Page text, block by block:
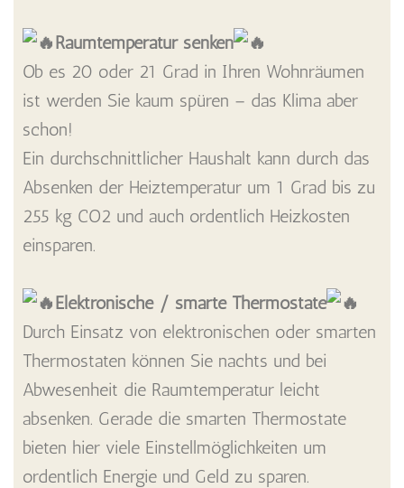
Raumtemperatur senken
Ob es 20 oder 21 Grad in Ihren Wohnräumen
ist werden Sie kaum spüren – das Klima aber
schon!
Ein durchschnittlicher Haushalt kann durch das
Absenken der Heiztemperatur um 1 Grad bis zu
255 kg CO2 und auch ordentlich Heizkosten
einsparen.
Elektronische / smarte Thermostate
Durch Einsatz von elektronischen oder smarten
Thermostaten können Sie nachts und bei
Abwesenheit die Raumtemperatur leicht
absenken. Gerade die smarten Thermostate
bieten hier viele Einstellmöglichkeiten um
ordentlich Energie und Geld zu sparen.